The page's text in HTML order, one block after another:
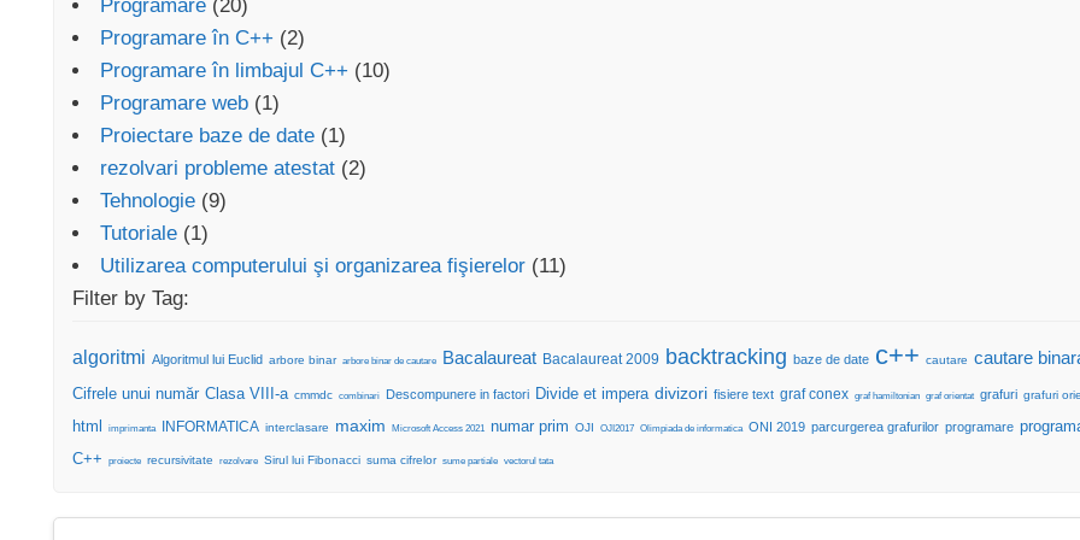
Programare (20)
Programare în C++ (2)
Programare în limbajul C++ (10)
Programare web (1)
Proiectare baze de date (1)
rezolvari probleme atestat (2)
Tehnologie (9)
Tutoriale (1)
Utilizarea computerului şi organizarea fişierelor (11)
Filter by Tag:
algoritmi Algoritmul lui Euclid arbore binar arbore binar de cautare Bacalaureat Bacalaureat 2009 backtracking baze de date c++ cautare cautare
Cifrele unui număr Clasa VIII-a cmmdc combinari Descompunere in factori Divide et impera divizori fisiere text graf conex graf hamiltonian graf orientat grafuri grafuri
html imprimanta INFORMATICA interclasare maxim Microsoft Access 2021 numar prim OJI OJI2017 Olimpiada de informatica ONI 2019 parcurgerea grafurilor programare
C++
proiecte recursivitate rezolvare Sirul lui Fibonacci suma cifrelor sume partiale vectorul tata